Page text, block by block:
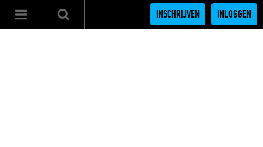
INSCHRIJVEN INLOGGEN